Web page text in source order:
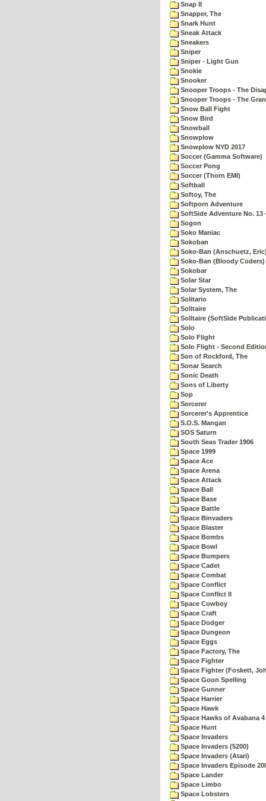
Snap II
Snapper, The
Snark Hunt
Sneak Attack
Sneakers
Sniper
Sniper - Light Gun
Snokie
Snooker
Snooper Troops - The
Snooper Troops - The
Snow Ball Fight
Snow Bird
Snowball
Snowplow
Snowplow NYD 2017
Soccer (Gamma Software)
Soccer Pong
Soccer (Thorn EMI)
Softball
Softoy, The
Softporn Adventure
SoftSide Adventure No. 13
Sogon
Soko Maniac
Sokoban
Soko-Ban (Anschuetz,
Soko-Ban (Bloody Coders)
Sokobar
Solar Star
Solar System, The
Solitario
Solltaire
Solltaire (SoftSide
Solo
Solo Flight
Solo Flight - Second
Son of Rockford, The
Sonar Search
Sonic Death
Sons of Liberty
Sop
Sorcerer
Sorcerer's Apprentice
S.O.S. Mangan
SOS Saturn
South Seas Trader 1906
Space 1999
Space Ace
Space Arena
Space Attack
Space Ball
Space Base
Space Battle
Space Binvaders
Space Blaster
Space Bombs
Space Bowl
Space Bumpers
Space Cadet
Space Combat
Space Conflict
Space Conflict II
Space Cowboy
Space Craft
Space Dodger
Space Dungeon
Space Eggs
Space Factory, The
Space Fighter
Space Fighter (Foskett,
Space Goon Spelling
Space Gunner
Space Harrier
Space Hawk
Space Hawks of Avabana 4
Space Hunt
Space Invaders
Space Invaders (5200)
Space Invaders (Atari)
Space Invaders Episode
Space Lander
Space Limbo
Space Lobsters